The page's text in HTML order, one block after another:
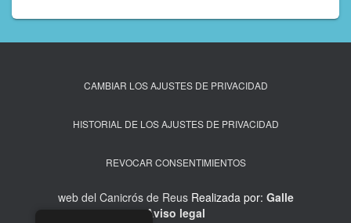
CAMBIAR LOS AJUSTES DE PRIVACIDAD
HISTORIAL DE LOS AJUSTES DE PRIVACIDAD
REVOCAR CONSENTIMIENTOS
web del Canicrós de ReusRealizada por: Galle
Aviso legal